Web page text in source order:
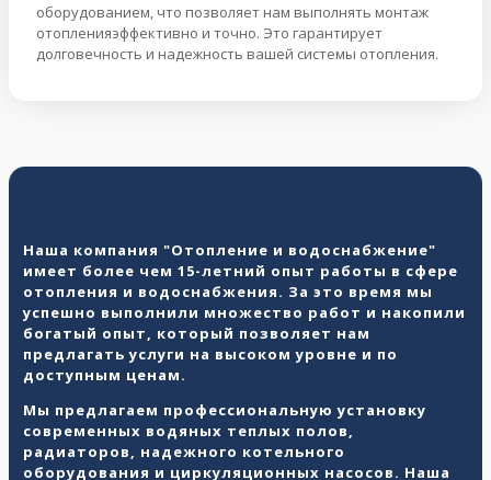
оборудованием, что позволяет нам выполнять монтаж
отопленияэффективно и точно. Это гарантирует
долговечность и надежность вашей системы отопления.
Наша компания "Отопление и водоснабжение"
имеет более чем 15-летний опыт работы в сфере
отопления и водоснабжения. За это время мы
успешно выполнили множество работ и накопили
богатый опыт, который позволяет нам
предлагать услуги на высоком уровне и по
доступным ценам.
Мы предлагаем профессиональную установку
современных водяных теплых полов,
радиаторов, надежного котельного
оборудования и циркуляционных насосов. Наша